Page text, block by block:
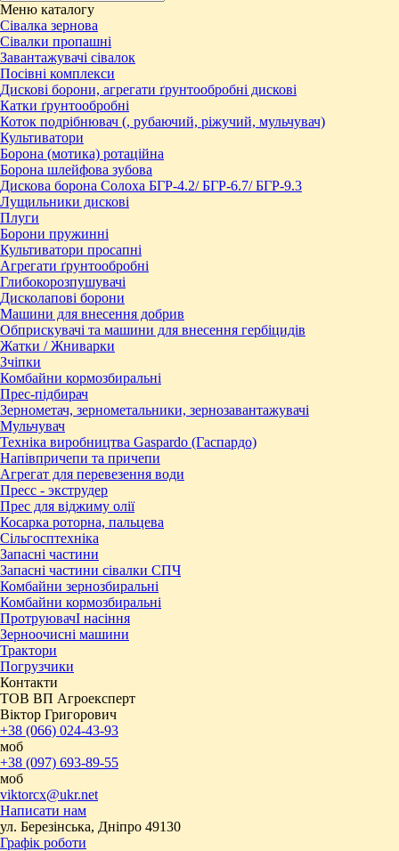
Меню каталогу
Сівалка зернова
Сівалки пропашні
Завантажувачі сівалок
Посівні комплекси
Дискові борони, агрегати ґрунтообробні дискові
Катки ґрунтообробні
Коток подрібнювач (, рубаючий, ріжучий, мульчувач)
Культиватори
Борона (мотика) ротаційна
Борона шлейфова зубова
Дискова борона Солоха БГР-4.2/ БГР-6.7/ БГР-9.3
Лущильники дискові
Плуги
Борони пружинні
Культиватори просапні
Агрегати ґрунтообробні
Глибокорозпушувачі
Дисколапові борони
Машини для внесення добрив
Обприскувачі та машини для внесення гербіцидів
Жатки / Жниварки
Зчіпки
Комбайни кормозбиральні
Прес-підбирач
Зернометач, зернометальники, зернозавантажувачі
Мульчувач
Техніка виробництва Gaspardo (Гаспардо)
Напівпричепи та причепи
Агрегат для перевезення води
Пресc - экструдер
Прес для віджиму олії
Косарка роторна, пальцева
Сільгосптехніка
Запасні частини
Запасні частини сівалки СПЧ
Комбайни зернозбиральні
Комбайни кормозбиральні
ПротруювачІ насіння
Зерноочисні машини
Трактори
Погрузчики
Контакти
ТОВ ВП Агроексперт
Віктор Григорович
+38 (066) 024-43-93
моб
+38 (097) 693-89-55
моб
viktorcx@ukr.net
Написати нам
ул. Березінська, Дніпро 49130
Графік роботи